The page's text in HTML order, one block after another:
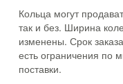
Кольца могут
так и без. Ширина
изменены. Срок
есть ограничения по
поставки.